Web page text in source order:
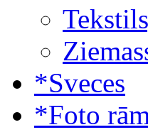
*Sveces
*Foto